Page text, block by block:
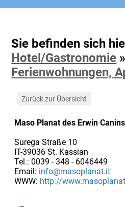
Sie befinden sich
Hotel/Gastronomie »
Ferienwohnungen,
Zurück zur Übersicht
Maso Planat des Erwin Canins
Surega Straße 10
IT-39036 St. Kassian
Tel.: 0039 - 348 - 6046449
Email: info@masoplanat.it
WWW: http://